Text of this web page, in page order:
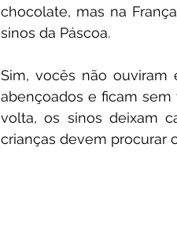
chocolate, mas na
sinos da Páscoa.
Sim, vocês não ouviram
abençoados e ficam
volta, os sinos deixam
crianças devem procurar